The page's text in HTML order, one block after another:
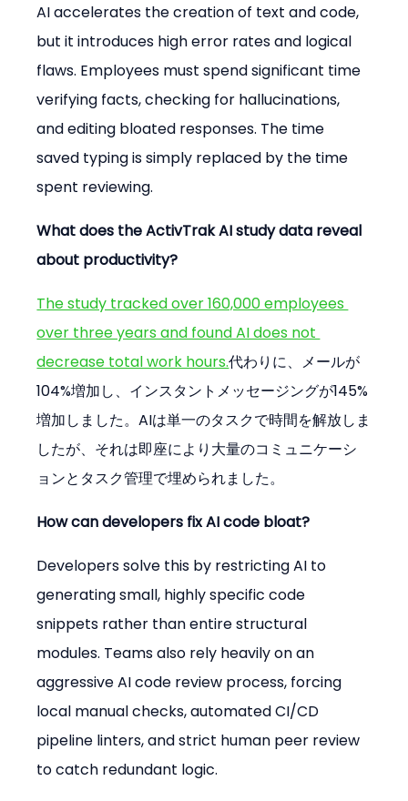
AI accelerates the creation of text and code,
but it introduces high error rates and logical
flaws. Employees must spend significant time
verifying facts, checking for hallucinations,
and editing bloated responses. The time
saved typing is simply replaced by the time
spent reviewing.
What does the ActivTrak AI study data reveal
about productivity?
The study tracked over 160,000 employees
over three years and found AI does not
decrease total work hours.代わりに、メールが
104%増加し、インスタントメッセージングが145%
増加しました。AIは単一のタスクで時間を解放しま
したが、それは即座により大量のコミュニケーシ
ョンとタスク管理で埋められました。
How can developers fix AI code bloat?
Developers solve this by restricting AI to
generating small, highly specific code
snippets rather than entire structural
modules. Teams also rely heavily on an
aggressive AI code review process, forcing
local manual checks, automated CI/CD
pipeline linters, and strict human peer review
to catch redundant logic.